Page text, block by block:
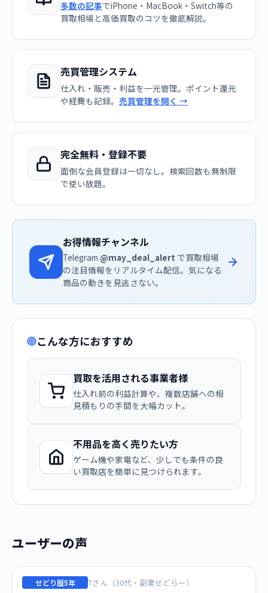
多数の記事でiPhone・MacBook・Switch等の
買取相場と高価買取のコツを徹底解説。
売買管理システム
仕入れ・販売・利益を一元管理。ポイント還元
や経費も記録。 売買管理を開く →
完全無料・登録不要
面倒な会員登録は一切なし。検索回数も無制限
で使い放題。
お得情報チャンネル
Telegram @may_deal_alert で買取相場
の注目情報をリアルタイム配信。気になる
商品の動きを見逃さない。
こんな方におすすめ
買取を活用される事業者様
仕入れ前の利益計算や、複数店舗への相
見積もりの手間を大幅カット。
不用品を高く売りたい方
ゲーム機や家電など、少しでも条件の良
い買取店を簡単に見つけられます。
ユーザーの声
せどり歴5年 Tさん（30代・副業せどらー）